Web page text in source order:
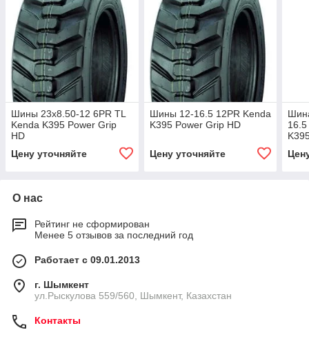
Шины 23x8.50-12 6PR TL
Kenda K395 Power Grip
HD
Цену уточняйте
Шины 12-16.5 12PR Kenda
K395 Power Grip HD
Цену уточняйте
16.5
О нас
Рейтинг не сформирован
Менее 5 отзывов за последний год
Работает с 09.01.2013
г. Шымкент
ул.Рыскулова 559/560, Шымкент, Казахстан
Контакты